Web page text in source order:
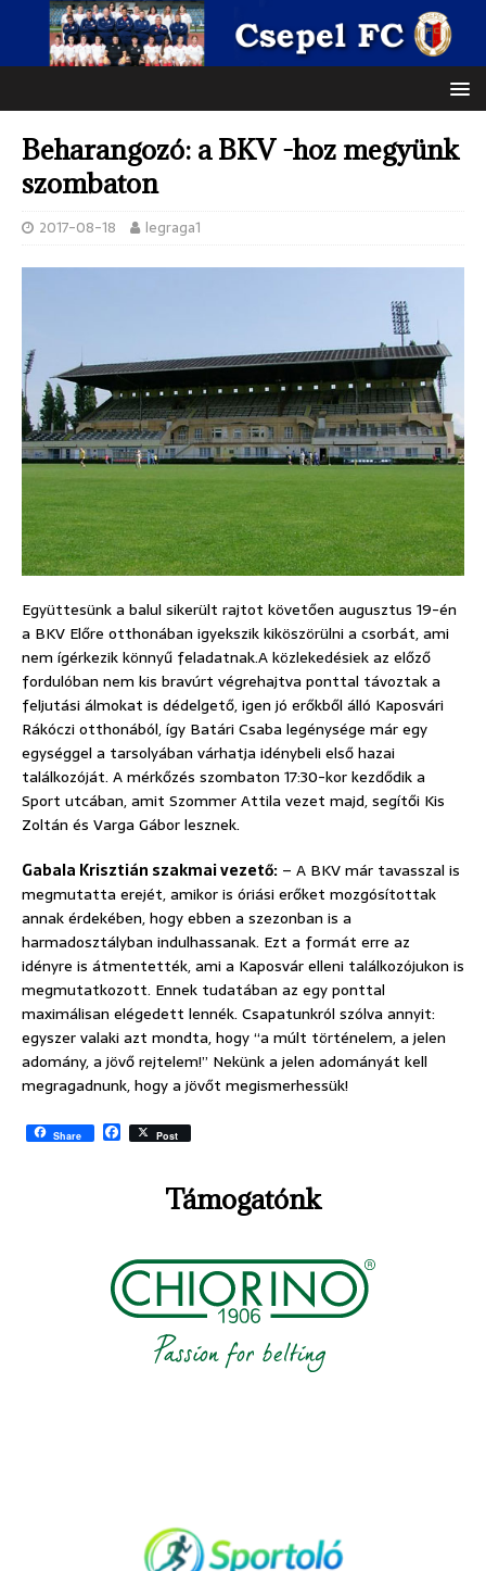
Beharangozó: a BKV -hoz megyünk
szombaton
2017-08-18 legraga1
Együttesünk a balul sikerült rajtot követően augusztus 19-én
a BKV Előre otthonában igyekszik kiköszörülni a csorbát, ami
nem ígérkezik könnyű feladatnak.A közlekedésiek az előző
fordulóban nem kis bravúrt végrehajtva ponttal távoztak a
feljutási álmokat is dédelgető, igen jó erőkből álló Kaposvári
Rákóczi otthonából, így Batári Csaba legénysége már egy
egységgel a tarsolyában várhatja idénybeli első hazai
találkozóját. A mérkőzés szombaton 17:30-kor kezdődik a
Sport utcában, amit Szommer Attila vezet majd, segítői Kis
Zoltán és Varga Gábor lesznek.
Gabala Krisztián szakmai vezető: – A BKV már tavasszal is
megmutatta erejét, amikor is óriási erőket mozgósítottak
annak érdekében, hogy ebben a szezonban is a
harmadosztályban indulhassanak. Ezt a formát erre az
idényre is átmentették, ami a Kaposvár elleni találkozójukon is
megmutatkozott. Ennek tudatában az egy ponttal
maximálisan elégedett lennék. Csapatunkról szólva annyit:
egyszer valaki azt mondta, hogy “a múlt történelem, a jelen
adomány, a jövő rejtelem!” Nekünk a jelen adományát kell
megragadnunk, hogy a jövőt megismerhessük!
Share F
a
k
Post
Támogatónk